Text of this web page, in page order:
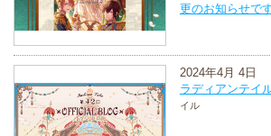
更のお知らせで
2024年4月 4日
ラディアンテイ
イル